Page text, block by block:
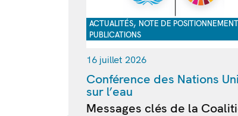
ACTUALITÉS, NOTE DE POSITIONNEMENT
PUBLICATIONS
16 juillet 2026
Conférence des Nations
sur l’eau
Messages clés de la